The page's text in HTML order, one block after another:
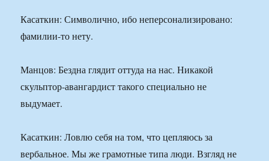
Касаткин: Символично, ибо неперсонализировано:
фамилии-то нету.
Манцов: Бездна глядит оттуда на нас. Никакой
скульптор-авангардист такого специально не
выдумает.
Касаткин: Ловлю себя на том, что цепляюсь за
вербальное. Мы же грамотные типа люди. Взгляд не